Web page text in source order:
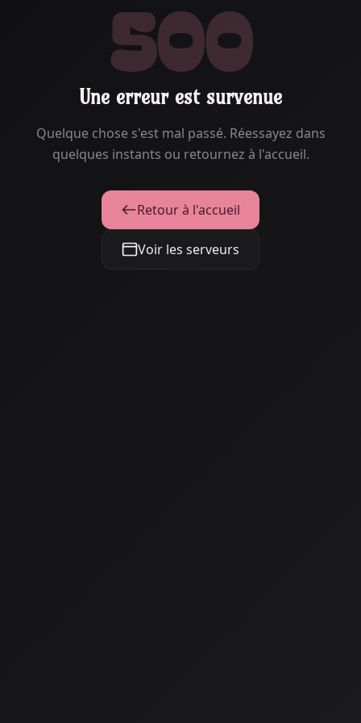
500
Une erreur est survenue
Quelque chose s'est mal passé. Réessayez dans
quelques instants ou retournez à l'accueil.
Retour à l'accueil
Voir les serveurs